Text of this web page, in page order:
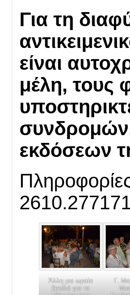
Για τη
είναι
μέλη, τους
εκδόσεων
Άλλη μια ωραία
βραδιά για τα
Γ.